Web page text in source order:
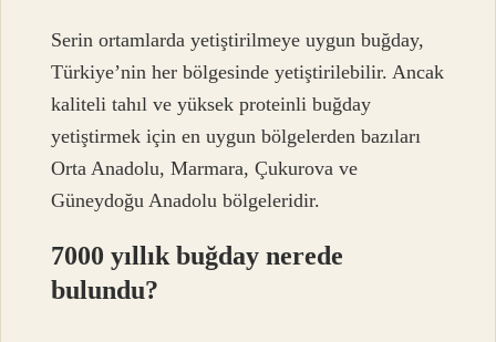
Serin ortamlarda yetiştirilmeye uygun buğday,
Türkiye’nin her bölgesinde yetiştirilebilir. Ancak
kaliteli tahıl ve yüksek proteinli buğday
yetiştirmek için en uygun bölgelerden bazıları
Orta Anadolu, Marmara, Çukurova ve
Güneydoğu Anadolu bölgeleridir.
7000 yıllık buğday nerede
bulundu?